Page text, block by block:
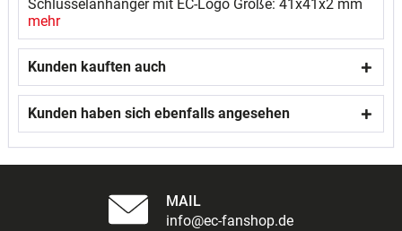
Schlüsselanhänger mit EC-Logo Größe: 41x41x2 mm
mehr
Kunden kauften auch
Kunden haben sich ebenfalls angesehen
MAIL
info@ec-fanshop.de